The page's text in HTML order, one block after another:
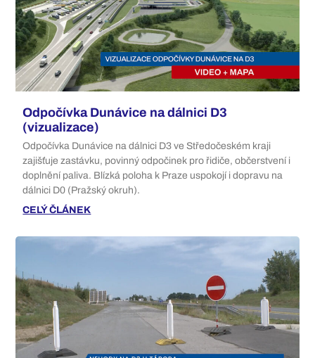
Odpočívka Dunávice na dálnici D3
(vizualizace)
Odpočívka Dunávice na dálnici D3 ve Středočeském kraji
zajišťuje zastávku, povinný odpočinek pro řidiče, občerstvení i
doplnění paliva. Blízká poloha k Praze uspokojí i dopravu na
dálnici D0 (Pražský okruh).
CELÝ ČLÁNEK